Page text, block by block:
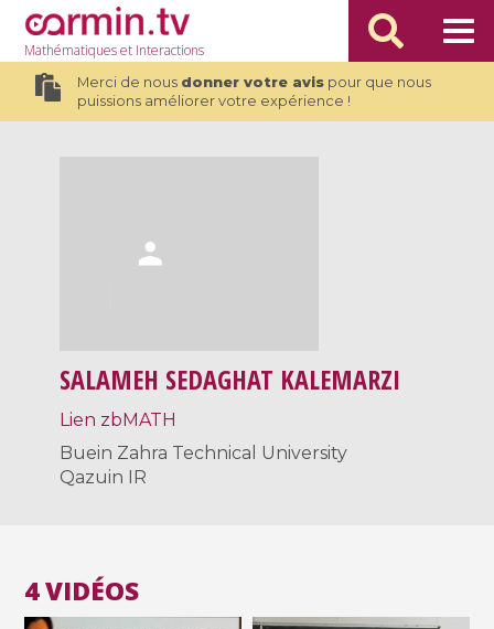
Mathématiqueset Interactions
Merci de nous donner votre avispour que nous
puissions améliorer votre expérience !
SALAMEH SEDAGHAT KALEMARZI
Lien zbMATH
Buein Zahra Technical University
Qazuin IR
4 VIDÉOS